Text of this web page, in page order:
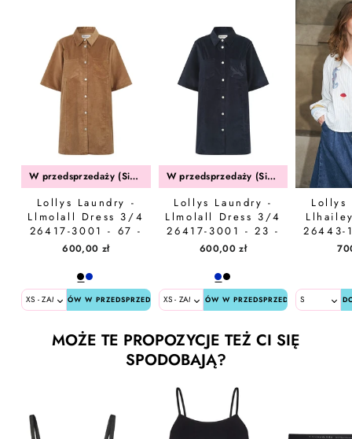
W przedsprzedaży (Sierpień)
Lollys Laundry -
Llmolall Dress 3/4
26417-3001 - 67 -
Hazel
600,00 zł
ZAMÓW W PRZEDSPRZEDAŻY
W przedsprzedaży (Sierpień)
Lollys Laundry -
Llmolall Dress 3/4
26417-3001 - 23 -
Dark Blue
600,00 zł
ZAMÓW W PRZEDSPRZEDAŻY
Lollys
26443-
MOŻE TE PROPOZYCJE TEŻ CI SIĘ
SPODOBAJĄ?